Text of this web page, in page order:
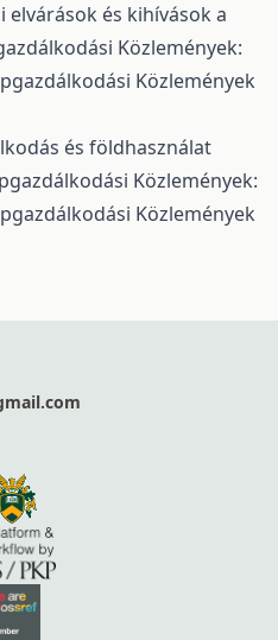
elvárások és kihívások a
Közlemények:
Közlemények
és földhasználat
Közlemények:
Közlemények